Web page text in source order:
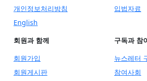
개인정보처리방침
English
입법자료
회원과 함께
회원가입
회원게시판
구독과 참
뉴스레터
참여사회